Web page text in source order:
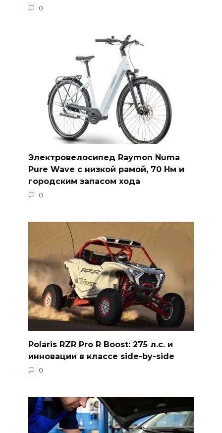
0
Электровелосипед Raymon Numa
Pure Wave с низкой рамой, 70 Нм и
городским запасом хода
0
Polaris RZR Pro R Boost: 275 л.с. и
инновации в классе side-by-side
0